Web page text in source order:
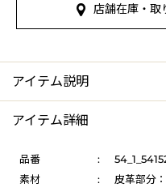
店舗在庫・取
アイテム説明
アイテム詳細
品番 :
素材
:
皮革部分